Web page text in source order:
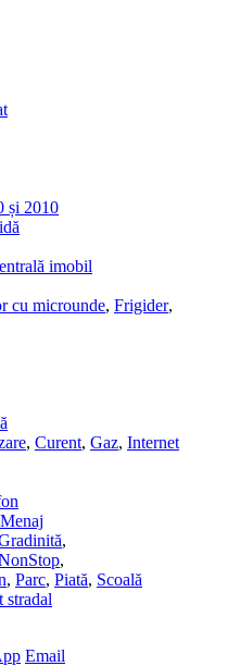
și 2010
imobil
cu microunde, Frigider,
, Curent, Gaz, Internet
Menaj
,
,
, Parc, Piată, Scoală
stradal
Email